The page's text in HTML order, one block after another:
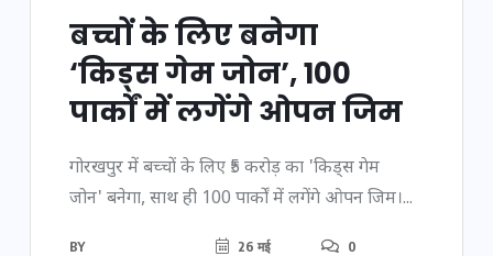
बच्चों के लिए बनेगा
‘किड्स गेम जोन’, 100
पार्कों में लगेंगे ओपन जिम
गोरखपुर में बच्चों के लिए ₹5 करोड़ का 'किड्स गेम
जोन' बनेगा, साथ ही 100 पार्कों में लगेंगे ओपन जिम।...
BY
26 मई
0